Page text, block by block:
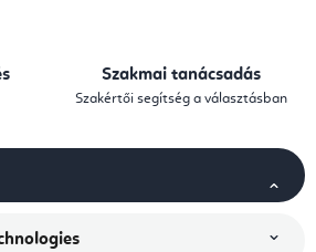
Szakmai tanácsadás
Szakértői segítség a választásban